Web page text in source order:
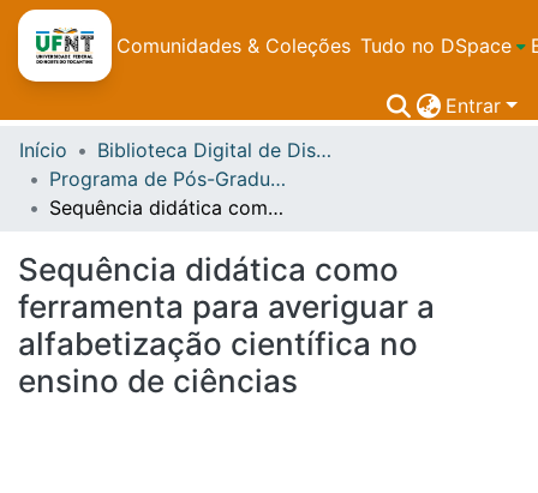
Comunidades & Coleções Tudo no DSpace
Entrar
Início
Biblioteca Digital de Dissertações e Teses da UFNT
Programa de Pós-Graduação em Ensino de Ciências e Matemática - PPGecim
Sequência didática como ferramenta para averiguar a alfabetização científica no ensino de ciências
Sequência didática como
ferramenta para averiguar a
alfabetização científica no
ensino de ciências